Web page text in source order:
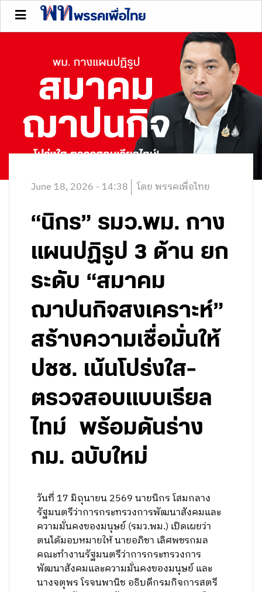
June 18, 2026 - 14:38 โดย พรรคเพื่อไทย
“นิกร” รมว.พม. กาง
แผนปฏิรูป 3 ด้าน ยก
ระดับ “สมาคม
ฌาปนกิจสงเคราะห์”
สร้างความเชื่อมั่นให้
ปชช. เน้นโปร่งใส-
ตรวจสอบแบบเรียล
ไทม์ พร้อมดันร่าง
กม. ฉบับใหม่
วันที่ 17 มิถุนายน 2569 นายนิกร โสมกลาง
รัฐมนตรีว่าการกระทรวงการพัฒนาสังคมและ
ความมั่นคงของมนุษย์ (รมว.พม.) เปิดเผยว่า
ตนได้มอบหมายให้ นายอภิชา เลิศพชรกมล
คณะทำงานรัฐมนตรีว่าการกระทรวงการ
พัฒนาสังคมและความมั่นคงของมนุษย์ และ
นางจตุพร โรจนพานิช อธิบดีกรมกิจการสตรี